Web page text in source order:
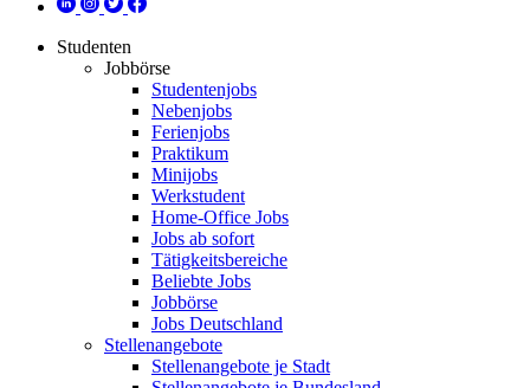
Studenten
Jobbörse
Studentenjobs
Nebenjobs
Ferienjobs
Praktikum
Minijobs
Werkstudent
Home-Office Jobs
Jobs ab sofort
Tätigkeitsbereiche
Beliebte Jobs
Jobbörse
Jobs Deutschland
Stellenangebote
Stellenangebote je Stadt